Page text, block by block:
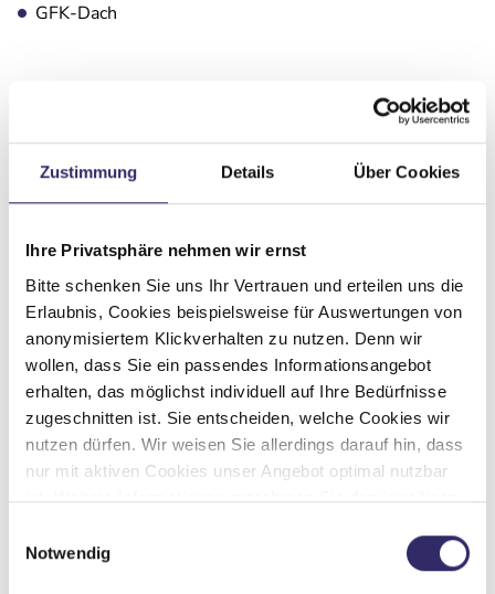
Zustimmung Details Über Cookies
Ihre Privatsphäre nehmen wir ernst
Bitte schenken Sie uns Ihr Vertrauen und erteilen uns die
Erlaubnis, Cookies beispielsweise für Auswertungen von
anonymisiertem Klickverhalten zu nutzen. Denn wir
wollen, dass Sie ein passendes Informationsangebot
erhalten, das möglichst individuell auf Ihre Bedürfnisse
zugeschnitten ist. Sie entscheiden, welche Cookies wir
nutzen dürfen. Wir weisen Sie allerdings darauf hin, dass
nur mit aktiven Cookies unser Angebot optimal nutzbar
ist. Weitere Informationen entnehmen Sie den jeweiligen
Notwendig
GFK-Dach
3-Flammkocher
Grundrissbeschreibung
Doppel-/franz. Bett ab 3 Schlafplätze
Schlafplätze